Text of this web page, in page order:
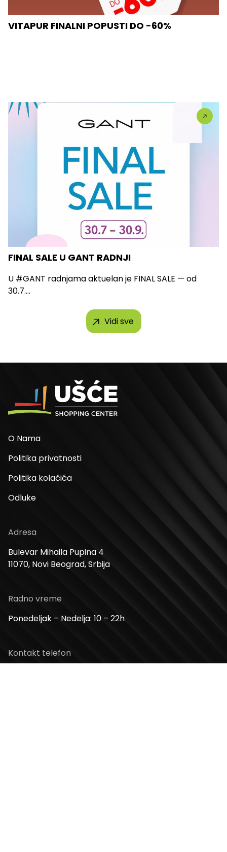
VITAPUR FINALNI POPUSTI DO -60%
FINAL SALE U GANT RADNJI
U #GANT radnjama aktuelan je FINAL SALE — od
30.7....
Vidi sve
O Nama
Politika privatnosti
Politika kolačića
Odluke
Adresa
Bulevar Mihaila Pupina 4
11070, Novi Beograd, Srbija
Radno vreme
Ponedeljak – Nedelja: 10 – 22h
Kontakt telefon